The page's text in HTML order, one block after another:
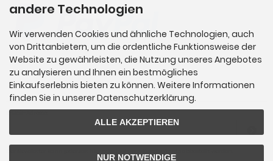
Newsletter-Anmeldung
andere Technologien
Wir verwenden Cookies und ähnliche Technologien, auch
von Drittanbietern, um die ordentliche Funktionsweise der
Website zu gewährleisten, die Nutzung unseres Angebotes
zu analysieren und Ihnen ein bestmögliches
Einkaufserlebnis bieten zu können. Weitere Informationen
finden Sie in unserer Datenschutzerklärung.
ALLE AKZEPTIEREN
NUR NOTWENDIGE